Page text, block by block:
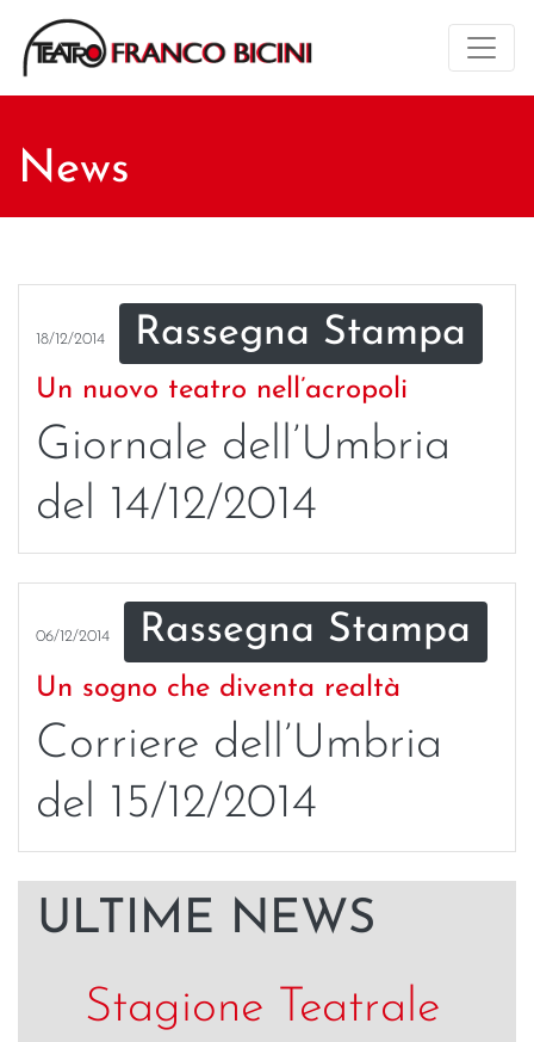
News
18/12/2014 Rassegna Stampa
Un nuovo teatro nell’acropoli
Giornale dell’Umbria
del 14/12/2014
06/12/2014 Rassegna Stampa
Un sogno che diventa realtà
Corriere dell’Umbria
del 15/12/2014
ULTIME NEWS
Stagione Teatrale